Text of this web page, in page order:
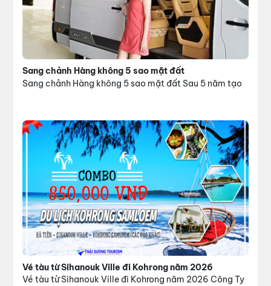
Sang chảnh Hàng không 5 sao mặt đất
Sang chảnh Hàng không 5 sao mặt đất Sau 5 năm tạo
Vé tàu từ Sihanouk Ville đi Kohrong năm 2026
Vé tàu từ Sihanouk Ville đi Kohrong năm 2026 Công Ty